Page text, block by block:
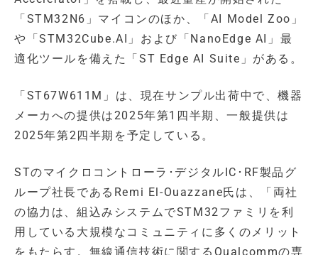
「STM32N6」マイコンのほか、「AI Model Zoo」
や「STM32Cube.AI」および「NanoEdge AI」最
適化ツールを備えた「ST Edge AI Suite」がある。
「ST67W611M」は、現在サンプル出荷中で、機器
メーカへの提供は2025年第1四半期、一般提供は
2025年第2四半期を予定している。
STのマイクロコントローラ･デジタルIC･RF製品グ
ループ社長であるRemi El-Ouazzane氏は、「両社
の協力は、組込みシステムでSTM32ファミリを利
用している大規模なコミュニティに多くのメリット
をもたらす。無線通信技術に関するQualcommの専